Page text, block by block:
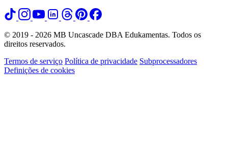
© 2019 - 2026 MB Uncascade DBA Edukamentas. Todos os
direitos reservados.
Termos de serviço Política de privacidade Subprocessadores
Definições de cookies